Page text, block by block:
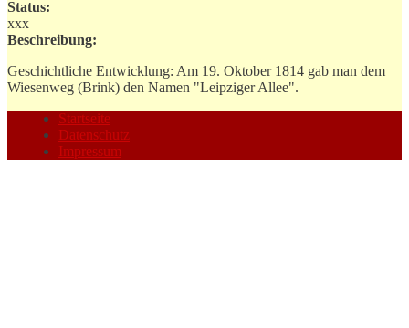
Status:
xxx
Beschreibung:
Geschichtliche Entwicklung: Am 19. Oktober 1814 gab man dem
Wiesenweg (Brink) den Namen "Leipziger Allee".
Startseite
Datenschutz
Impressum